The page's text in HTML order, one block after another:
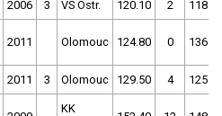
2006 3 VS Ostr. 120.10 2 118.40
2011 Olomouc 124.80 0 136.60
2011 3 Olomouc 129.50 4 125.30
KK